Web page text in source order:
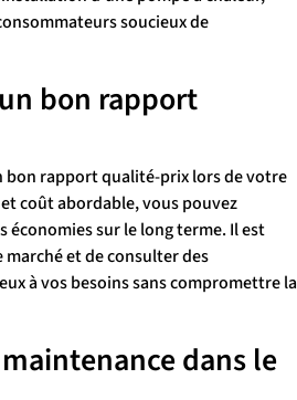
soucieux de
bon rapport
bon rapport qualité-prix lors de votre
coût abordable, vous pouvez
économies sur le long terme. Il est
et de consulter des
à vos besoins sans compromettre la
dans le